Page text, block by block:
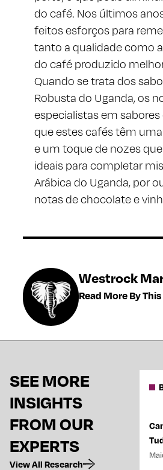
do café. Nos últimos
feitos esforços para
tanto a qualidade como
do café produzido
Quando se trata dos
Robusta do Uganda, os
especialistas em
que estes cafés têm
e um toque de nozes
ideais para completar
Arábica do Uganda, por
notas de chocolate e
Westrock
Read More By
SEE MORE
INSIGHTS
FROM OUR
EXPERTS
View All Research